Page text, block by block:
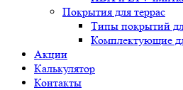
Покрытия для террас
Типы покрытий
Комплектующие
Акции
Калькулятор
Контакты